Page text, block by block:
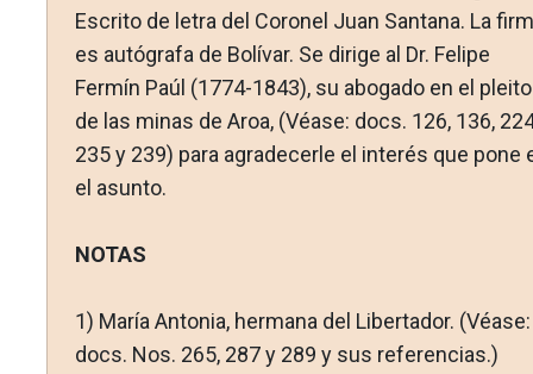
Escrito de letra del Coronel Juan Santana. La
es autógrafa de Bolívar. Se dirige al Dr. Felipe
Fermín Paúl (1774-1843), su abogado en el pleito
de las minas de Aroa, (Véase: docs. 126, 136,
235 y 239) para agradecerle el interés que pone
el asunto.
NOTAS
1) María Antonia, hermana del Libertador. (Véase:
docs. Nos. 265, 287 y 289 y sus referencias.)